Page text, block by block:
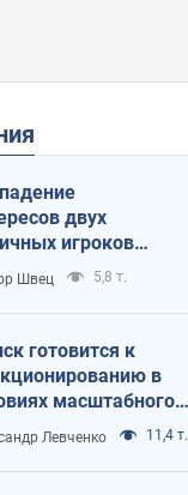
двух
игроков
тайный план
и Путина?
Швец 5,8 т.
готовится к
в
масштабного
кризиса
Левченко 11,4 т.